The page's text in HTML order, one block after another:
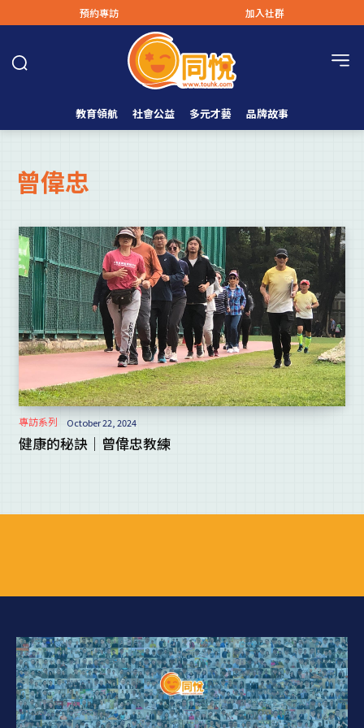
預約專訪 加入社群
教育領航 社會公益 多元才藝 品牌故事
曾偉忠
專訪系列 October 22, 2024
健康的秘訣｜曾偉忠教練